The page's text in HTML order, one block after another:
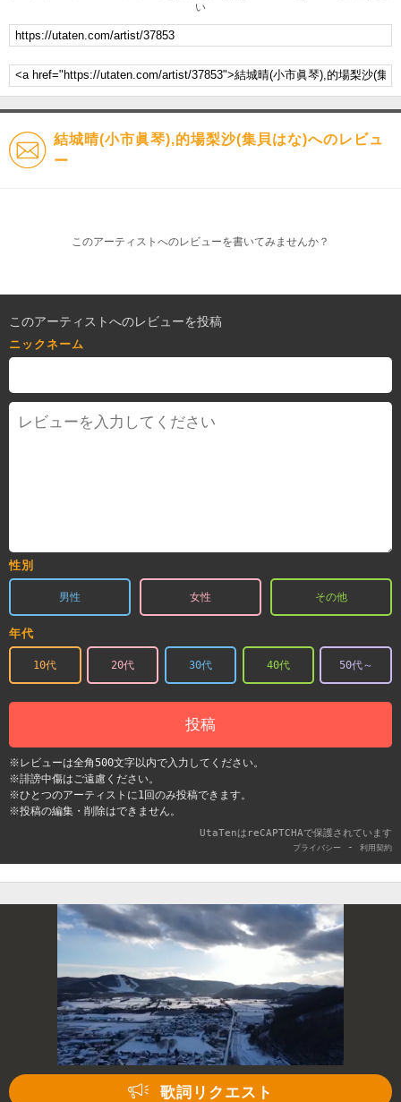
い
結城晴(小市眞琴),的場梨沙(集貝はな)へのレビュ
ー
このアーティストへのレビューを書いてみませんか？
このアーティストへのレビューを投稿
ニックネーム
性別
男性 女性 その他
年代
10代 20代 30代 40代 50代～
投稿
※レビューは全角500文字以内で入力してください。
※誹謗中傷はご遠慮ください。
※ひとつのアーティストに1回のみ投稿できます。
※投稿の編集・削除はできません。
UtaTenはreCAPTCHAで保護されています
プライバシー - 利用契約
歌詞リクエスト